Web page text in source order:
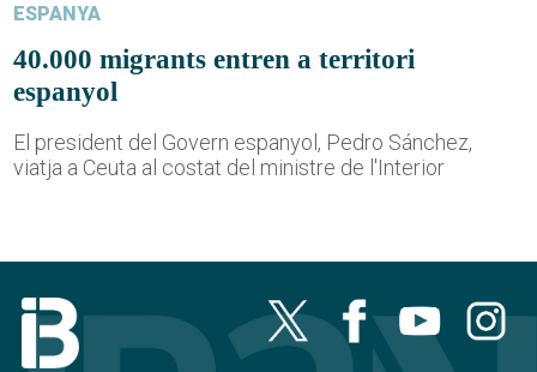
ESPANYA
40.000 migrants entren a territori
espanyol
El president del Govern espanyol, Pedro Sánchez,
viatja a Ceuta al costat del ministre de l'Interior